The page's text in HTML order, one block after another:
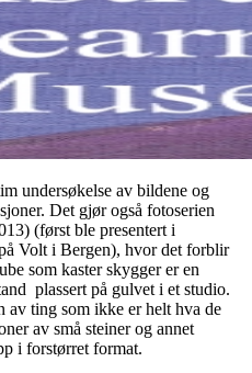
undersøkelse av bildene og
Det gjør også fotoserien
(først ble presentert i
Volt i Bergen), hvor det forblir
som kaster skygger er en
plassert på gulvet i et studio.
av ting som ikke er helt hva de
av små steiner og annet
i forstørret format.